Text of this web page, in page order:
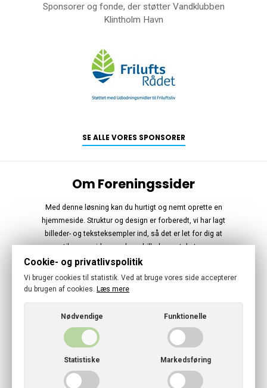
Sponsorer og fonde, der støtter Vandklubben
Klintholm Havn
SE ALLE VORES SPONSORER
Om Foreningssider
Med denne løsning kan du hurtigt og nemt oprette en
hjemmeside. Struktur og design er forberedt, vi har lagt
billeder- og teksteksempler ind, så det er let for dig at
tilpasse siden med nye billeder og tekster.
Følg os
© 2026 · Vandklubben Klintholm Havn
Cookies- og privatlivspolitik
Cookie- og privatlivspolitik
Vi bruger cookies til statistik. Ved at bruge vores side accepterer
du brugen af cookies. Læs mere
Nødvendige Funktionelle
Statistiske Markedsføring